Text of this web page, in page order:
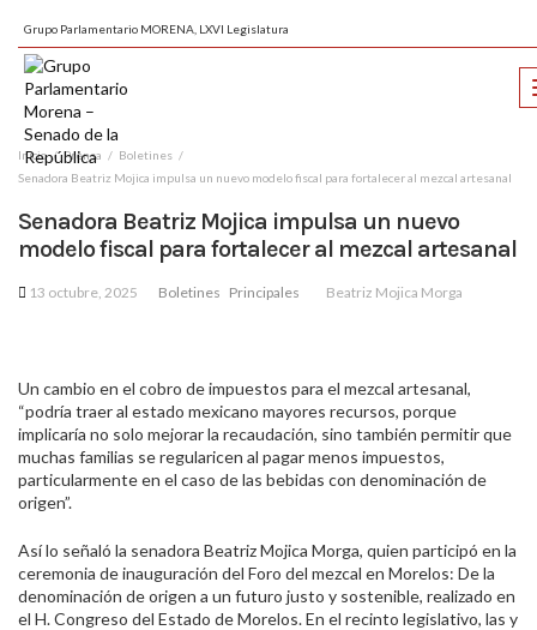
Grupo Parlamentario MORENA, LXVI Legislatura
Inicio Prensa
Boletines
Senadora Beatriz Mojica impulsa un nuevo modelo fiscal para fortalecer al mezcal artesanal
Senadora Beatriz Mojica impulsa un nuevo
modelo fiscal para fortalecer al mezcal artesanal
13 octubre, 2025 Boletines Principales Beatriz Mojica Morga
Un cambio en el cobro de impuestos para el mezcal artesanal,
“podría traer al estado mexicano mayores recursos, porque
implicaría no solo mejorar la recaudación, sino también permitir que
muchas familias se regularicen al pagar menos impuestos,
particularmente en el caso de las bebidas con denominación de
origen”.
Así lo señaló la senadora Beatriz Mojica Morga, quien participó en la
ceremonia de inauguración del Foro del mezcal en Morelos: De la
denominación de origen a un futuro justo y sostenible, realizado en
el H. Congreso del Estado de Morelos. En el recinto legislativo, las y